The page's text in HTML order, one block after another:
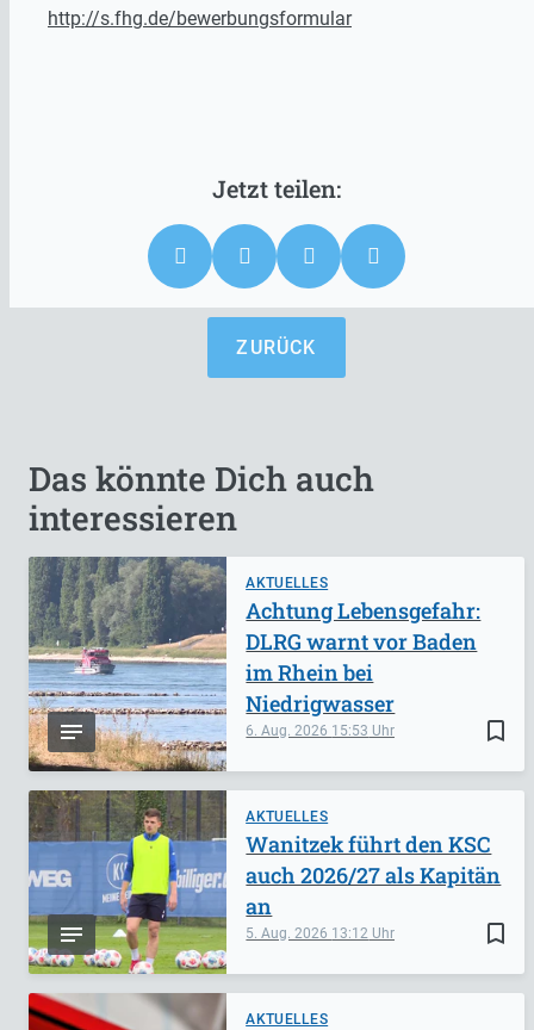
http://s.fhg.de/bewerbungsformular
ZURÜCK
Das könnte Dich auch
interessieren
AKTUELLES
bookmark_border
6. Aug. 2026 15:53
Achtung Lebensgefahr:
DLRG warnt vor Baden
im Rhein bei
Niedrigwasser
AKTUELLES
bookmark_border
5. Aug. 2026 13:12
Wanitzek führt den KSC
auch 2026/27 als Kapitän
an
AKTUELLES